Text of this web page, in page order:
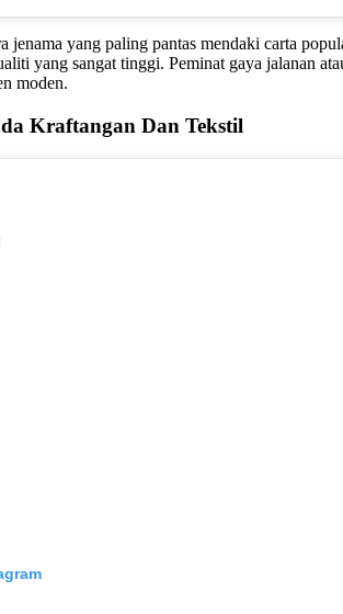
jenama yang paling pantas mendaki carta
yang sangat tinggi. Peminat gaya jalanan
moden.
Kraftangan Dan Tekstil